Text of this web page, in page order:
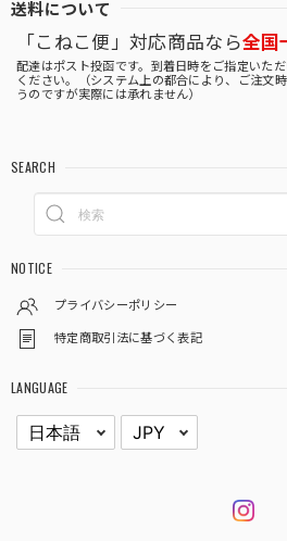
送料について
「こねこ便」対応商品なら全国
配達はポスト投函です。到着日時をご指定いた
ください。（システム上の都合により、ご注文
うのですが実際には承れません）
SEARCH
NOTICE
プライバシーポリシー
特定商取引法に基づく表記
LANGUAGE